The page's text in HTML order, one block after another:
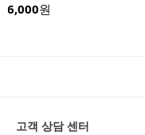
6,000원
고객 상담 센터